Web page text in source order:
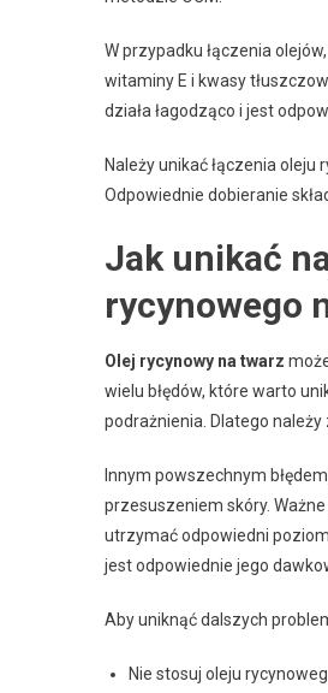
W przypadku łączenia
witaminy E i kwasy
działa łagodząco i jest
Należy unikać łączenia
Odpowiednie dobieranie
Jak unikać
rycynowego
Olej rycynowy na twarz
wielu błędów, które warto
podrażnienia. Dlatego
Innym powszechnym
przesuszeniem skóry.
utrzymać odpowiedni
jest odpowiednie jego
Aby uniknąć dalszych
Nie stosuj oleju